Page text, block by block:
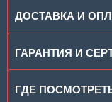
ДОСТАВКА И
ГАРАНТИЯ И
ГДЕ